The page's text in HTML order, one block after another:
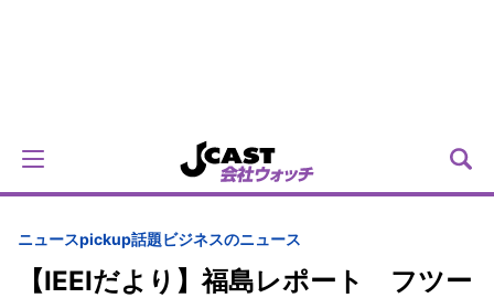
ニュースpickup話題ビジネスのニュース
【IEEIだより】福島レポート フツー